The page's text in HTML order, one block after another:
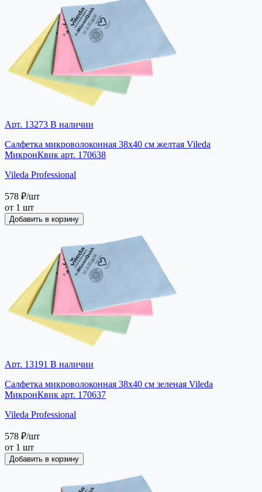
Арт. 13273 В наличии
Салфетка микроволоконная 38х40 см желтая Vileda
МикронКвик арт. 170638
Vileda Professional
578 ₽/шт
от 1 шт
Добавить в корзину
Арт. 13191 В наличии
Салфетка микроволоконная 38х40 см зеленая Vileda
МикронКвик арт. 170637
Vileda Professional
578 ₽/шт
от 1 шт
Добавить в корзину